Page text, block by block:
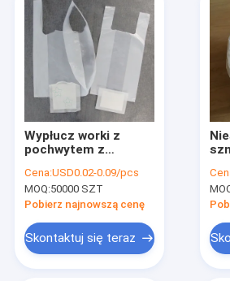
Wypłucz worki z
pochwytem z
wchłaniającymi
Cena:USD0.02-0.09/pcs
MOQ:50000 SZT
Pobierz najnowszą cenę
Skontaktuj się teraz